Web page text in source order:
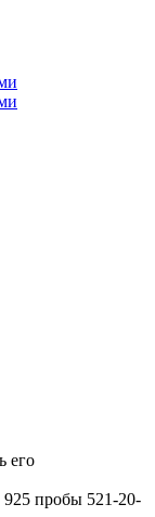
его
925 пробы 521-20-